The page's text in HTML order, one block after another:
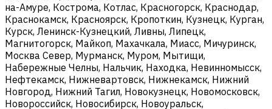
на-Амуре, Кострома, Котлас, Красногорск, Краснодар,
Краснокамск, Красноярск, Кропоткин, Кузнецк, Курган,
Курск, Ленинск-Кузнецкий, Ливны, Липецк,
Магнитогорск, Майкоп, Махачкала, Миасс, Мичуринск,
Москва Север, Мурманск, Муром, Мытищи,
Набережные Челны, Нальчик, Находка, Невинномысск,
Нефтекамск, Нижневартовск, Нижнекамск, Нижний
Новгород, Нижний Тагил, Новокузнецк, Новомосковск,
Новороссийск, Новосибирск, Новоуральск,